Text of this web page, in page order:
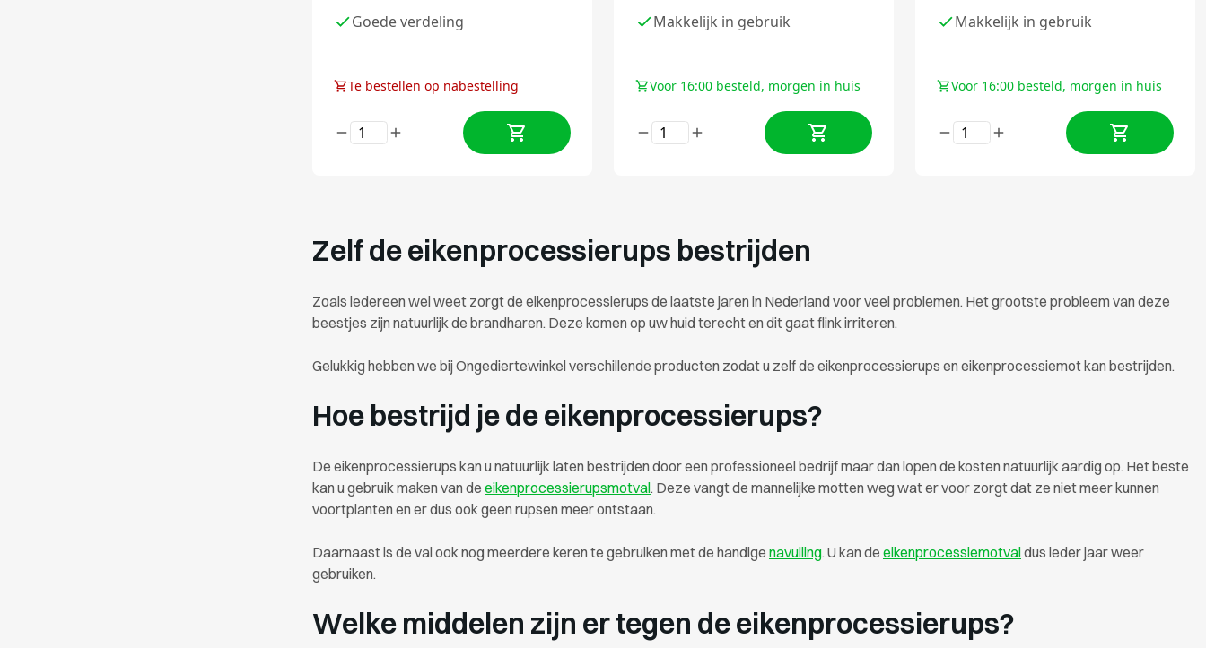
Goede verdeling
Te bestellen op nabestelling
Makkelijk in gebruik
Voor 16:00 besteld, morgen in huis
Makkelijk in gebruik
Voor 16:00 besteld, morgen in huis
Zelf de eikenprocessierups bestrijden
Zoals iedereen wel weet zorgt de eikenprocessierups de laatste jaren in Nederland voor veel problemen. Het grootste probleem van deze
beestjes zijn natuurlijk de brandharen. Deze komen op uw huid terecht en dit gaat flink irriteren.
Gelukkig hebben we bij Ongediertewinkel verschillende producten zodat u zelf de eikenprocessierups en eikenprocessiemot kan bestrijden.
Hoe bestrijd je de eikenprocessierups?
De eikenprocessierups kan u natuurlijk laten bestrijden door een professioneel bedrijf maar dan lopen de kosten natuurlijk aardig op. Het beste
kan u gebruik maken van de eikenprocessierupsmotval. Deze vangt de mannelijke motten weg wat er voor zorgt dat ze niet meer kunnen
voortplanten en er dus ook geen rupsen meer ontstaan.
Daarnaast is de val ook nog meerdere keren te gebruiken met de handige navulling. U kan de eikenprocessiemotvaldus ieder jaar weer
gebruiken.
Welke middelen zijn er tegen de eikenprocessierups?